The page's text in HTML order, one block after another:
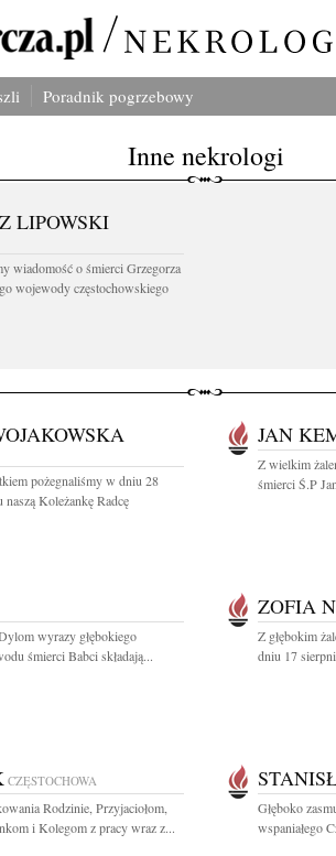
Poradnik pogrzebowy
Inne nekrologi
LIPOWSKI
wiadomość o śmierci Grzegorza
wojewody częstochowskiego
pożegnaliśmy w dniu 28
Koleżankę Radcę
JAN
Z wielkim
śmierci Ś.P
wyrazy głębokiego
śmierci Babci składają...
ZOFIA
Z głębokim
dniu 17
CZĘSTOCHOWA
Rodzinie, Przyjaciołom,
i Kolegom z pracy wraz z...
Głęboko
wspaniałego